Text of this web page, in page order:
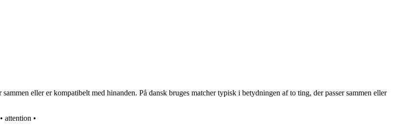
eller er kompatibelt med hinanden. På dansk bruges matcher typisk i betydningen af to ting, der passer sammen eller
• attention •